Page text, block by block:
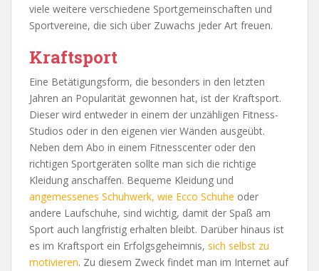
viele weitere verschiedene Sportgemeinschaften und
Sportvereine, die sich über Zuwachs jeder Art freuen.
Kraftsport
Eine Betätigungsform, die besonders in den letzten
Jahren an Popularität gewonnen hat, ist der Kraftsport.
Dieser wird entweder in einem der unzähligen Fitness-
Studios oder in den eigenen vier Wänden ausgeübt.
Neben dem Abo in einem Fitnesscenter oder den
richtigen Sportgeräten sollte man sich die richtige
Kleidung anschaffen. Bequeme Kleidung und
angemessenes Schuhwerk, wie Ecco Schuhe oder
andere Laufschuhe, sind wichtig, damit der Spaß am
Sport auch langfristig erhalten bleibt. Darüber hinaus ist
es im Kraftsport ein Erfolgsgeheimnis, sich selbst zu
motivieren. Zu diesem Zweck findet man im Internet auf